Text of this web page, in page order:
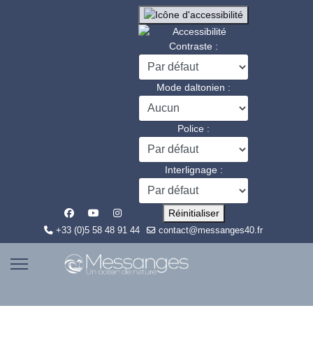
Contraste :
Mode daltonien :
Police :
Interlignage :
Réinitialiser
+33 (0)5 58 48 91 44 contact@messanges40.fr